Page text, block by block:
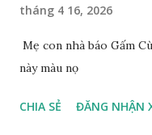
tháng 4 16, 2026
Mẹ con nhà báo Gấm
này màu nọ
CHIA SẺ ĐĂNG NHẬN